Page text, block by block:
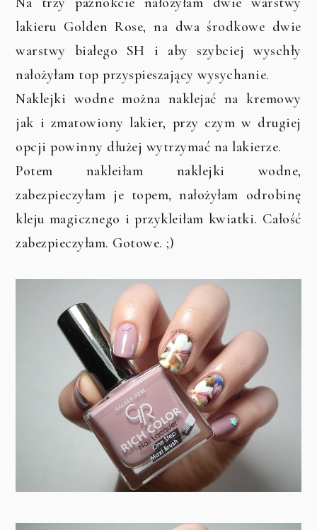
lakieru Golden Rose, na dwa środkowe dwie
warstwy białego SH i aby szybciej wyschły
nałożyłam top przyspieszający wysychanie.
Naklejki wodne można naklejać na kremowy
jak i zmatowiony lakier, przy czym w drugiej
opcji powinny dłużej wytrzymać na lakierze.
Potem nakleiłam naklejki wodne,
zabezpieczyłam je topem, nałożyłam odrobinę
kleju magicznego i przykleiłam kwiatki. Całość
zabezpieczyłam. Gotowe. ;)